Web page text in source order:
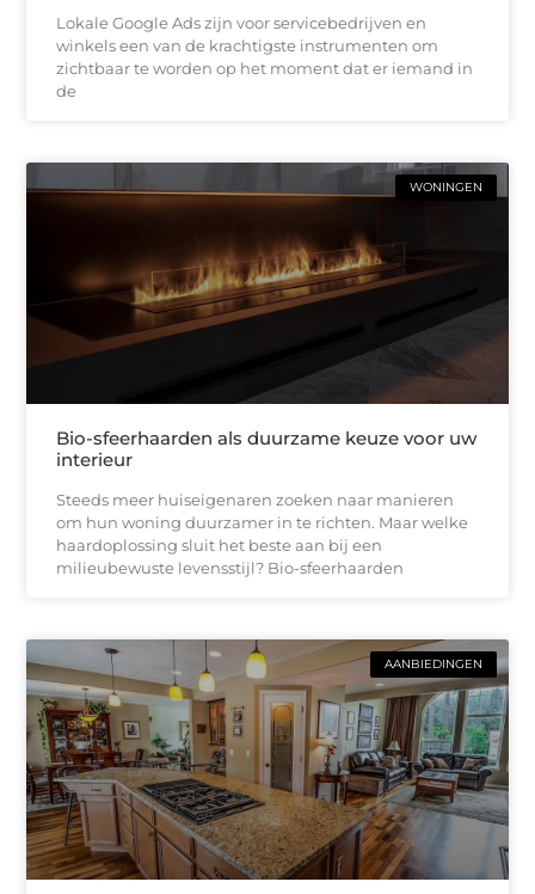
Lokale Google Ads zijn voor servicebedrijven en
winkels een van de krachtigste instrumenten om
zichtbaar te worden op het moment dat er iemand in
de
WONINGEN
Bio-sfeerhaarden als duurzame keuze voor uw
interieur
Steeds meer huiseigenaren zoeken naar manieren
om hun woning duurzamer in te richten. Maar welke
haardoplossing sluit het beste aan bij een
milieubewuste levensstijl? Bio-sfeerhaarden
AANBIEDINGEN